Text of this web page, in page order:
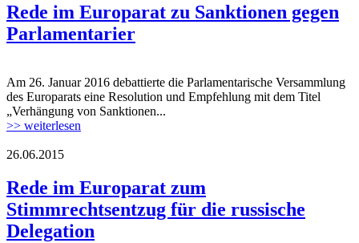
Rede im Europarat zu Sanktionen gegen
Parlamentarier
Europarat.jpg
Am 26. Januar 2016 debattierte die Parlamentarische Versammlung
des Europarats eine Resolution und Empfehlung mit dem Titel
„Verhängung von Sanktionen...
>> weiterlesen
45584_29.jpg
26.06.2015
Rede im Europarat zum
Stimmrechtsentzug für die russische
Delegation